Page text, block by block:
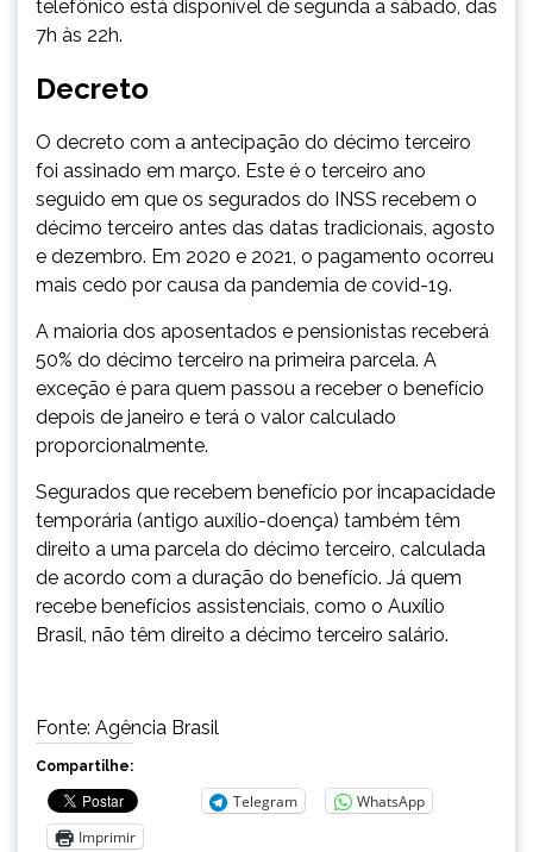
telefônico está disponível de segunda a sábado, das
7h às 22h.
Decreto
O decreto com a antecipação do décimo terceiro
foi assinado em março. Este é o terceiro ano
seguido em que os segurados do INSS recebem o
décimo terceiro antes das datas tradicionais, agosto
e dezembro. Em 2020 e 2021, o pagamento ocorreu
mais cedo por causa da pandemia de covid-19.
A maioria dos aposentados e pensionistas receberá
50% do décimo terceiro na primeira parcela. A
exceção é para quem passou a receber o benefício
depois de janeiro e terá o valor calculado
proporcionalmente.
Segurados que recebem benefício por incapacidade
temporária (antigo auxílio-doença) também têm
direito a uma parcela do décimo terceiro, calculada
de acordo com a duração do benefício. Já quem
recebe benefícios assistenciais, como o Auxílio
Brasil, não têm direito a décimo terceiro salário.
Fonte: Agência Brasil
Compartilhe:
Telegram
WhatsApp
Imprimir